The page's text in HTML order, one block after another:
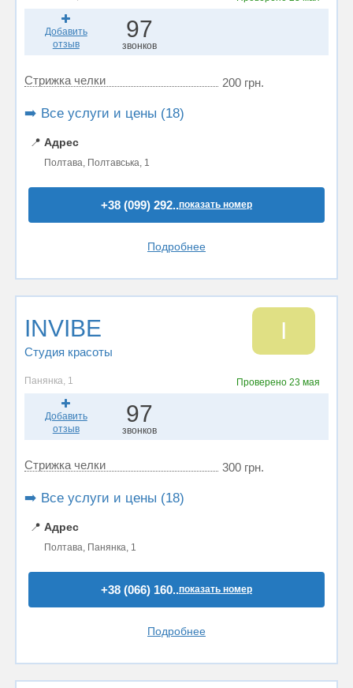
Добавить
отзыв
97
звонков
Стрижка челки 200 грн.
➡️ Все услуги и цены (18)
📍 Адрес
Полтава, Полтавська, 1
+38 (099) 292..показать номер
Подробнее
INVIBE
Студия красоты
I
Панянка, 1 Проверено 23 мая
Добавить
отзыв
97
звонков
Стрижка челки 300 грн.
➡️ Все услуги и цены (18)
📍 Адрес
Полтава, Панянка, 1
+38 (066) 160..показать номер
Подробнее